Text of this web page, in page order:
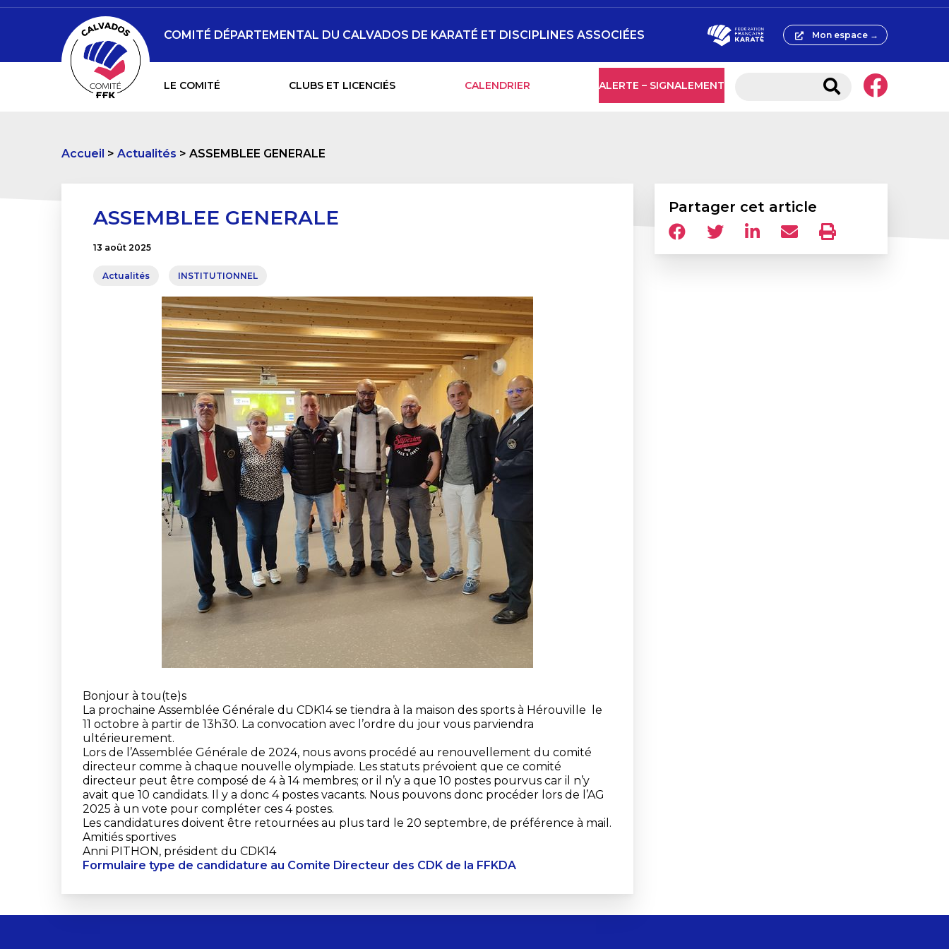
LE COMITÉ CLUBS ET LICENCIÉS CALENDRIER ALERTE – SIGNALEMENT
COMITÉ DÉPARTEMENTAL DU CALVADOS DE KARATÉ ET DISCIPLINES ASSOCIÉES Mon espace →
Accueil Actualités ASSEMBLEE GENERALE
ASSEMBLEE GENERALE
13 août 2025
Actualités INSTITUTIONNEL
Bonjour à tou(te)s
La prochaine Assemblée Générale du CDK14 se tiendra à la maison des sports à Hérouville le
11 octobre à partir de 13h30. La convocation avec l’ordre du jour vous parviendra
ultérieurement.
Lors de l’Assemblée Générale de 2024, nous avons procédé au renouvellement du comité
directeur comme à chaque nouvelle olympiade. Les statuts prévoient que ce comité
directeur peut être composé de 4 à 14 membres; or il n’y a que 10 postes pourvus car il n’y
avait que 10 candidats. Il y a donc 4 postes vacants. Nous pouvons donc procéder lors de l’AG
2025 à un vote pour compléter ces 4 postes.
Les candidatures doivent être retournées au plus tard le 20 septembre, de préférence à mail.
Amitiés sportives
Anni PITHON, président du CDK14
Formulaire type de candidature au Comite Directeur des CDK de la FFKDA
Partager cet article